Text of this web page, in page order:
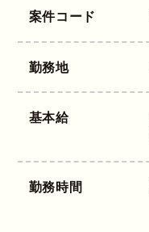
案件コード
勤務地
基本給
勤務時間